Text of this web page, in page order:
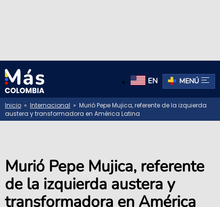
EN MENÚ
Inicio » Internacional » Murió Pepe Mujica, referente de la izquierda
austera y transformadora en América Latina
Murió Pepe Mujica, referente
de la izquierda austera y
transformadora en América